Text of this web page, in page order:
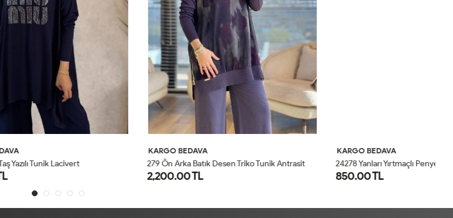
279 Ön Arka Batık Desen Triko Tunik Antrasit 24278 Yanları Yırtmaçlı Penye Tunik Haki